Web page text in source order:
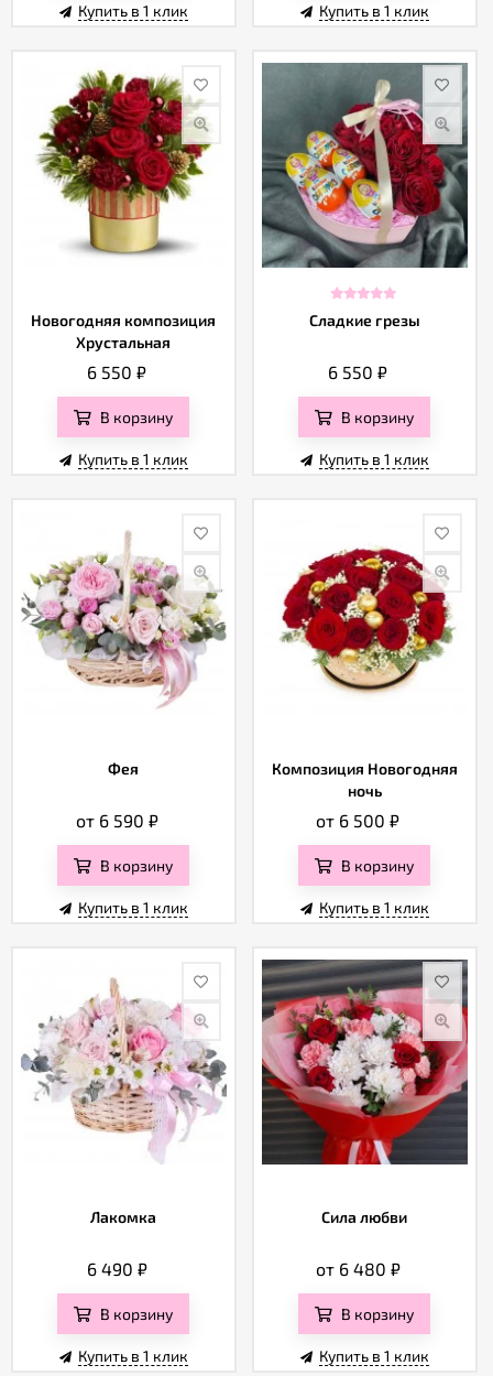
Купить в 1 клик Купить в 1 клик
Новогодняя композиция
Хрустальная
6 550₽
В корзину
Купить в 1 клик
Сладкие грезы
6 550₽
В корзину
Купить в 1 клик
Фея
от 6 590 ₽
В корзину
Купить в 1 клик
Композиция Новогодняя
ночь
от 6 500₽
В корзину
Купить в 1 клик
Лакомка
6 490 ₽
В корзину
Купить в 1 клик
Сила любви
от 6 480 ₽
В корзину
Купить в 1 клик